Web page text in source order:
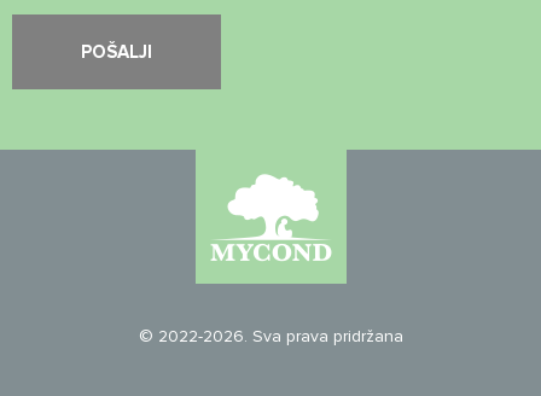
© 2022-2026. Sva prava pridržana